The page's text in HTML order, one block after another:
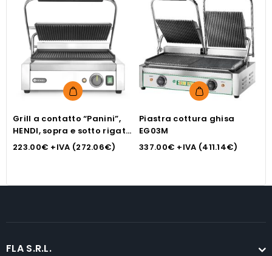
Grill a contatto “Panini”,
HENDI, sopra e sotto rigata
263655
223.00€ +IVA (272.06€)
Piastra cottura ghisa
EG03M
337.00€ +IVA (411.14€)
FLA S.R.L.